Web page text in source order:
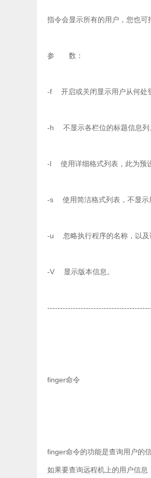
指令会显示所有的用户，您也可
参 数：
-f 开启或关闭显示用户从何处
-h 不显示各栏位的标题信息列
-l 使用详细格式列表，此为预
-s 使用简洁格式列表，不显示
-u 忽略执行程序的名称，以及
-V 显示版本信息。
finger命令
finger命令的功能是查询用户的
如果要查询远程机上的用户信息